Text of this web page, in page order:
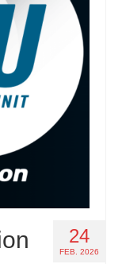
24
FEB. 2026